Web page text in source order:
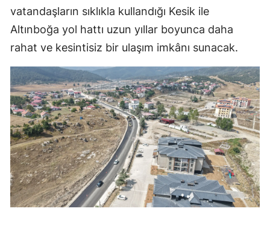
vatandaşların sıklıkla kullandığı Kesik ile
Altınboğa yol hattı uzun yıllar boyunca daha
rahat ve kesintisiz bir ulaşım imkânı sunacak.